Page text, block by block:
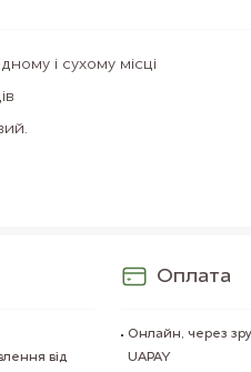
і сухому місці
від
Оплата
Онлайн, через
UAPAY